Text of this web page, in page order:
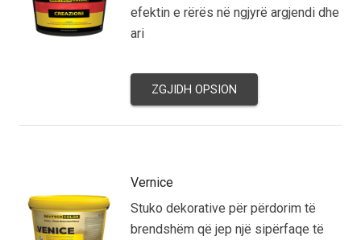
efektin e rërës në ngjyrë argjendi dhe
ari
ZGJIDH OPSION
Vernice
Stuko dekorative për përdorim të
brendshëm që jep një sipërfaqe të